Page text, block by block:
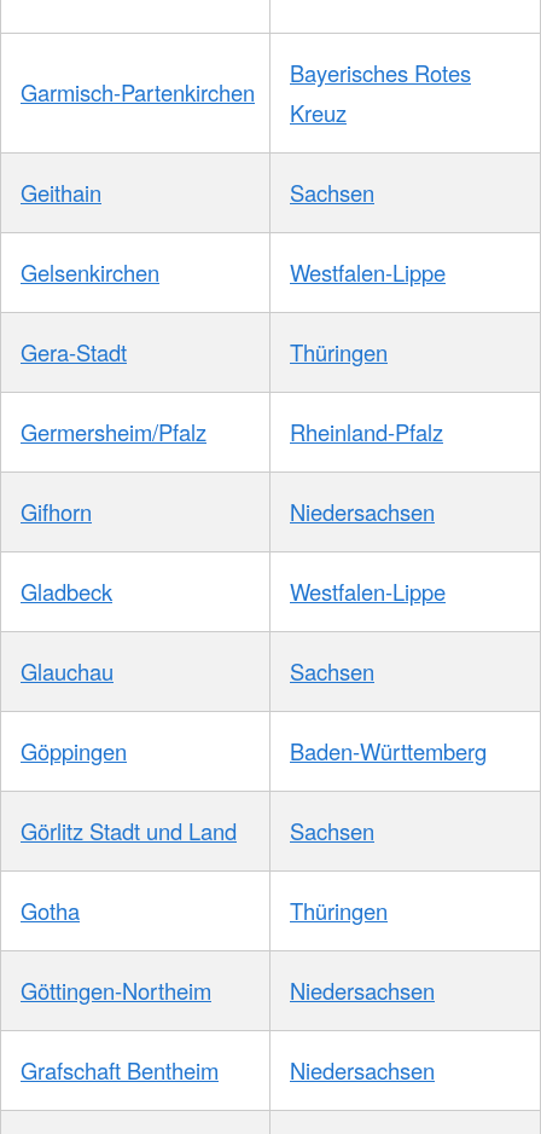
Garmisch-Partenkirchen
Bayerisches Rotes
Kreuz
Geithain Sachsen
Gelsenkirchen Westfalen-Lippe
Gera-Stadt Thüringen
Germersheim/Pfalz Rheinland-Pfalz
Gifhorn Niedersachsen
Gladbeck Westfalen-Lippe
Glauchau Sachsen
Göppingen Baden-Württemberg
Görlitz Stadt und Land Sachsen
Gotha Thüringen
Göttingen-Northeim Niedersachsen
Grafschaft Bentheim Niedersachsen